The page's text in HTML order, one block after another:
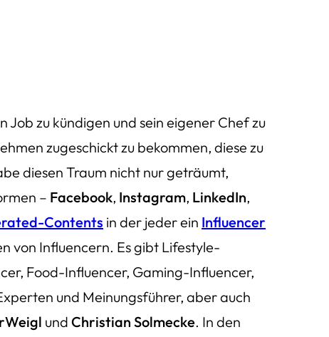
zu kündigen und sein eigener Chef zu
zugeschickt zu bekommen, diese zu
diesen Traum nicht nur geträumt,
– Facebook, Instagram, LinkedIn,
Contents in der jeder ein Influencer
von Influencern. Es gibt Lifestyle-
Food-Influencer, Gaming-Influencer,
und Meinungsführer, aber auch
und Christian Solmecke. In den